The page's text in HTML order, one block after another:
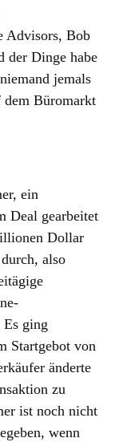
Advisors, Bob
der Dinge habe
jemals
dem Büromarkt
ein
Deal gearbeitet
Dollar
also
ging
Startgebot von
änderte
zu
ist noch nicht
wenn